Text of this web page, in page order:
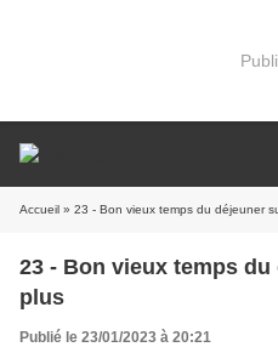
Accueil » 23 - Bon vieux temps du déjeuner
23 - Bon vieux temps
plus
Publié le 23/01/2023 à 20:21